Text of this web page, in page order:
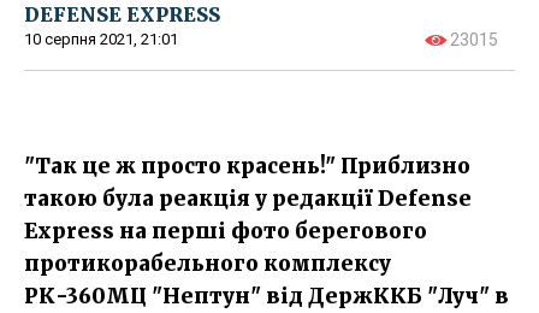
DEFENSE EXPRESS
10 серпня 2021, 21:01 23015
"Так це ж просто красень!" Приблизно
такою була реакція у редакції Defense
Express на перші фото берегового
протикорабельного комплексу
РК-360МЦ "Нептун" від ДержККБ "Луч" в